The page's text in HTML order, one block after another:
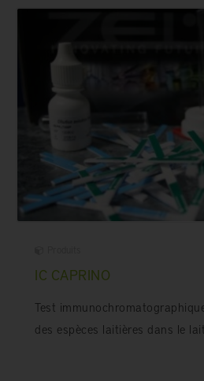
IC CAPRINO
Test
des espèces laitières dans le